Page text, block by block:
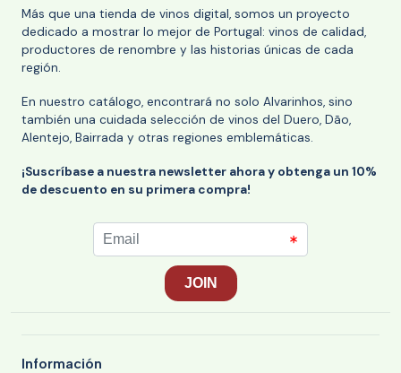
Más que una tienda de vinos digital, somos un proyecto
dedicado a mostrar lo mejor de Portugal: vinos de calidad,
productores de renombre y las historias únicas de cada
región.
En nuestro catálogo, encontrará no solo Alvarinhos, sino
también una cuidada selección de vinos del Duero, Dão,
Alentejo, Bairrada y otras regiones emblemáticas.
¡Suscríbase a nuestra newsletter ahora y obtenga un 10%
de descuento en su primera compra!
Información